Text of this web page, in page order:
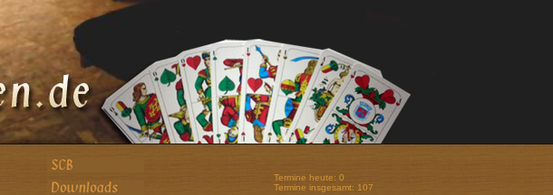
Termine heute: 0
Termine insgesamt: 107